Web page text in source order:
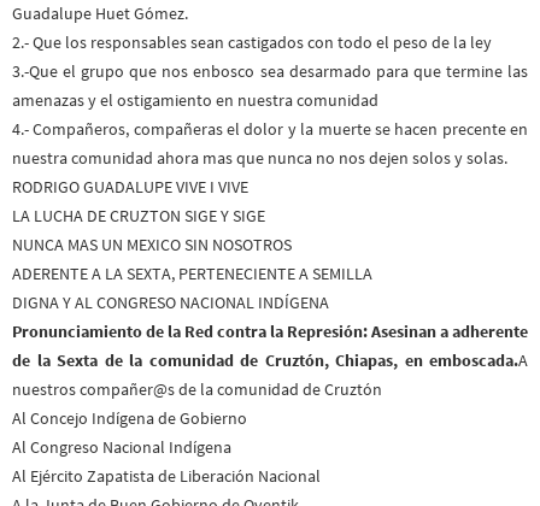
Guadalupe Huet Gómez.
2.- Que los responsables sean castigados con todo el peso de la ley
3.-Que el grupo que nos enbosco sea desarmado para que termine las
amenazas y el ostigamiento en nuestra comunidad
4.- Compañeros, compañeras el dolor y la muerte se hacen precente en
nuestra comunidad ahora mas que nunca no nos dejen solos y solas.
RODRIGO GUADALUPE VIVE I VIVE
LA LUCHA DE CRUZTON SIGE Y SIGE
NUNCA MAS UN MEXICO SIN NOSOTROS
ADERENTE A LA SEXTA, PERTENECIENTE A SEMILLA
DIGNA Y AL CONGRESO NACIONAL INDÍGENA
Pronunciamiento de la Red contra la Represión: Asesinan a adherente
de la Sexta de la comunidad de Cruztón, Chiapas, en emboscada.A
nuestros compañer@s de la comunidad de Cruztón
Al Concejo Indígena de Gobierno
Al Congreso Nacional Indígena
Al Ejército Zapatista de Liberación Nacional